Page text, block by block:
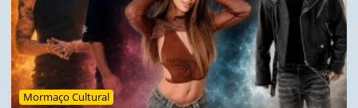
Mormaço Cultural